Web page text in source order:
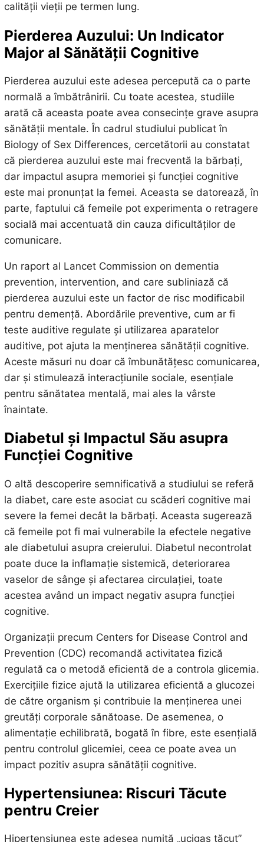
calității vieții pe termen lung.
Pierderea Auzului: Un Indicator
Major al Sănătății Cognitive
Pierderea auzului este adesea percepută ca o parte
normală a îmbătrânirii. Cu toate acestea, studiile
arată că aceasta poate avea consecințe grave asupra
sănătății mentale. În cadrul studiului publicat în
Biology of Sex Differences, cercetătorii au constatat
că pierderea auzului este mai frecventă la bărbați,
dar impactul asupra memoriei și funcției cognitive
este mai pronunțat la femei. Aceasta se datorează, în
parte, faptului că femeile pot experimenta o retragere
socială mai accentuată din cauza dificultăților de
comunicare.
Un raport al Lancet Commission on dementia
prevention, intervention, and care subliniază că
pierderea auzului este un factor de risc modificabil
pentru demență. Abordările preventive, cum ar fi
teste auditive regulate și utilizarea aparatelor
auditive, pot ajuta la menținerea sănătății cognitive.
Aceste măsuri nu doar că îmbunătățesc comunicarea,
dar și stimulează interacțiunile sociale, esențiale
pentru sănătatea mentală, mai ales la vârste
înaintate.
Diabetul și Impactul Său asupra
Funcției Cognitive
O altă descoperire semnificativă a studiului se referă
la diabet, care este asociat cu scăderi cognitive mai
severe la femei decât la bărbați. Aceasta sugerează
că femeile pot fi mai vulnerabile la efectele negative
ale diabetului asupra creierului. Diabetul necontrolat
poate duce la inflamație sistemică, deteriorarea
vaselor de sânge și afectarea circulației, toate
acestea având un impact negativ asupra funcției
cognitive.
Organizații precum Centers for Disease Control and
Prevention (CDC) recomandă activitatea fizică
regulată ca o metodă eficientă de a controla glicemia.
Exercițiile fizice ajută la utilizarea eficientă a glucozei
de către organism și contribuie la menținerea unei
greutăți corporale sănătoase. De asemenea, o
alimentație echilibrată, bogată în fibre, este esențială
pentru controlul glicemiei, ceea ce poate avea un
impact pozitiv asupra sănătății cognitive.
Hypertensiunea: Riscuri Tăcute
pentru Creier
Hipertensiunea este adesea numită „ucigaș tăcut”